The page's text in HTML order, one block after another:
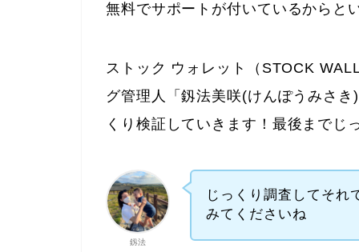
無料でサポートが付いているからと
ストック ウォレット（STOCK
グ管理人「釼法美咲(けんぽうみさ
くり検証していきます！最後までじ
釼法
じっくり調査してそれ
みてくださいね